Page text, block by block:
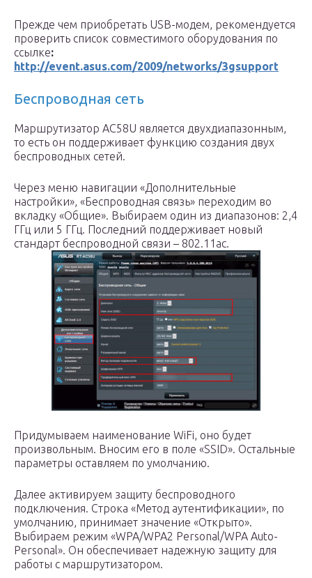
Прежде чем приобретать USB-модем, рекомендуется
проверить список совместимого оборудования по
ссылке:
http://event.asus.com/2009/networks/3gsupport
Беспроводная сеть
Маршрутизатор AC58U является двухдиапазонным,
то есть он поддерживает функцию создания двух
беспроводных сетей.
Через меню навигации «Дополнительные
настройки», «Беспроводная связь» переходим во
вкладку «Общие». Выбираем один из диапазонов: 2,4
ГГц или 5 ГГц. Последний поддерживает новый
стандарт беспроводной связи – 802.11ac.
Придумываем наименование WiFi, оно будет
произвольным. Вносим его в поле «SSID». Остальные
параметры оставляем по умолчанию.
Далее активируем защиту беспроводного
подключения. Строка «Метод аутентификации», по
умолчанию, принимает значение «Открыто».
Выбираем режим «WPA/WPA2 Personal/WPA Auto-
Personal». Он обеспечивает надежную защиту для
работы с маршрутизатором.